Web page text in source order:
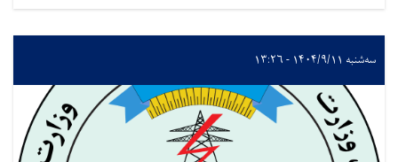
سه‌شنبه ۱۴۰۴/۹/۱۱ - ۱۳:۲۶